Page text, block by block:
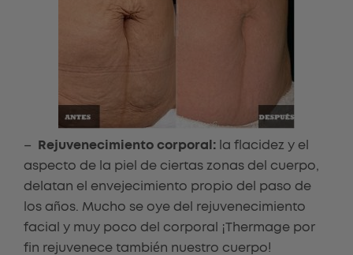
– Rejuvenecimiento corporal: la flacidez y el
aspecto de la piel de ciertas zonas del cuerpo,
delatan el envejecimiento propio del paso de
los años. Mucho se oye del rejuvenecimiento
facial y muy poco del corporal ¡Thermage por
fin rejuvenece también nuestro cuerpo!